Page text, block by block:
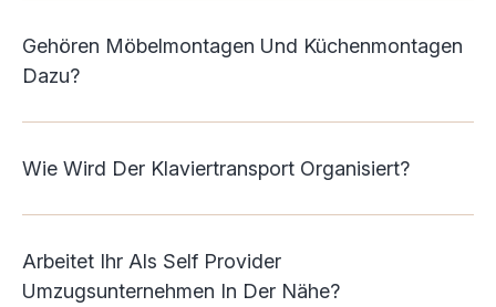
Gehören Möbelmontagen Und Küchenmontagen
Dazu?
Wie Wird Der Klaviertransport Organisiert?
Arbeitet Ihr Als Self Provider
Umzugsunternehmen In Der Nähe?